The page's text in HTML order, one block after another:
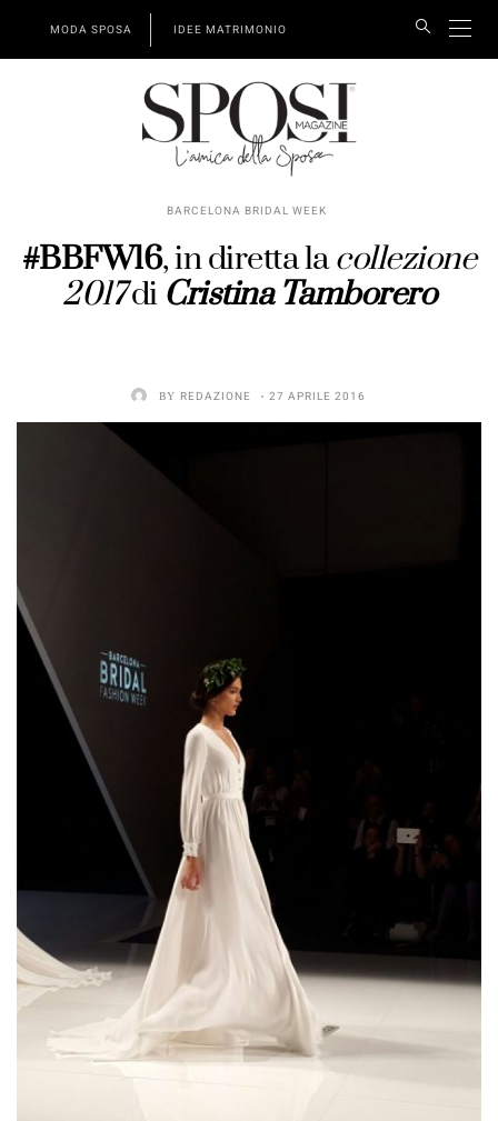
MODA SPOSA IDEE MATRIMONIO
BARCELONA BRIDAL WEEK
#BBFW16, in diretta lacollezione
2017di Cristina Tamborero
BY REDAZIONE 27 APRILE 2016